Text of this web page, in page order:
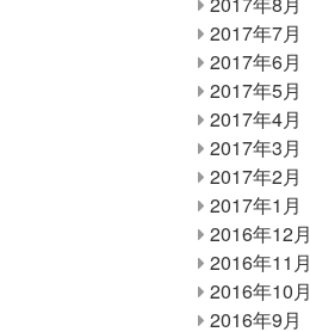
2017年7月
2017年6月
2017年5月
2017年4月
2017年3月
2017年2月
2017年1月
2016年12月
2016年11月
2016年10月
2016年9月